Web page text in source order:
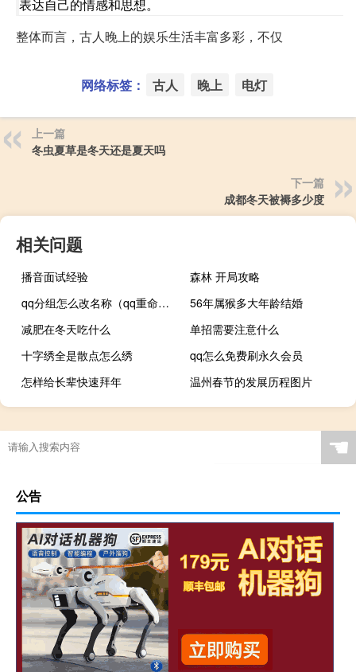
表达自己的情感和思想。
整体而言，古人晚上的娱乐生活丰富多彩，不仅
网络标签： 古人 晚上 电灯
上一篇
冬虫夏草是冬天还是夏天吗
下一篇
成都冬天被褥多少度
相关问题
播音面试经验
森林 开局攻略
qq分组怎么改名称（qq重命名分组）
56年属猴多大年龄结婚
减肥在冬天吃什么
单招需要注意什么
十字绣全是散点怎么绣
qq怎么免费刷永久会员
怎样给长辈快速拜年
温州春节的发展历程图片
☚
公告